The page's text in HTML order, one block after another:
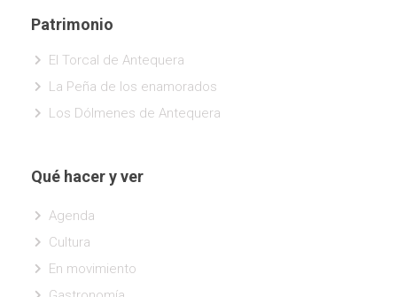
Patrimonio
El Torcal de Antequera
La Peña de los enamorados
Los Dólmenes de Antequera
Qué hacer y ver
Agenda
Cultura
En movimiento